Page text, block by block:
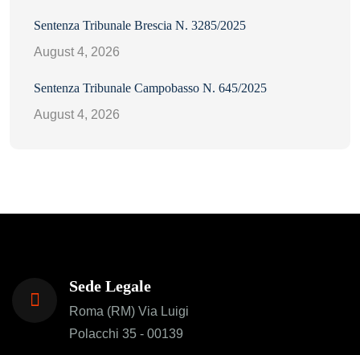
Sentenza Tribunale Brescia N. 3285/2025
August 4, 2026
Sentenza Tribunale Campobasso N. 645/2025
August 4, 2026
Sede Legale
Roma (RM) Via Luigi
Polacchi 35 - 00139